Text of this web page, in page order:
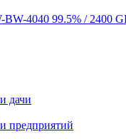
4040 99.5% / 2400
дачи
предприятий